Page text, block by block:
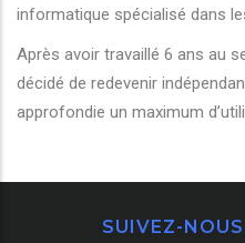
informatique spécialisé dans
Après avoir travaillé 6 ans au
décidé de redevenir
approfondie un maximum
SUIVEZ-